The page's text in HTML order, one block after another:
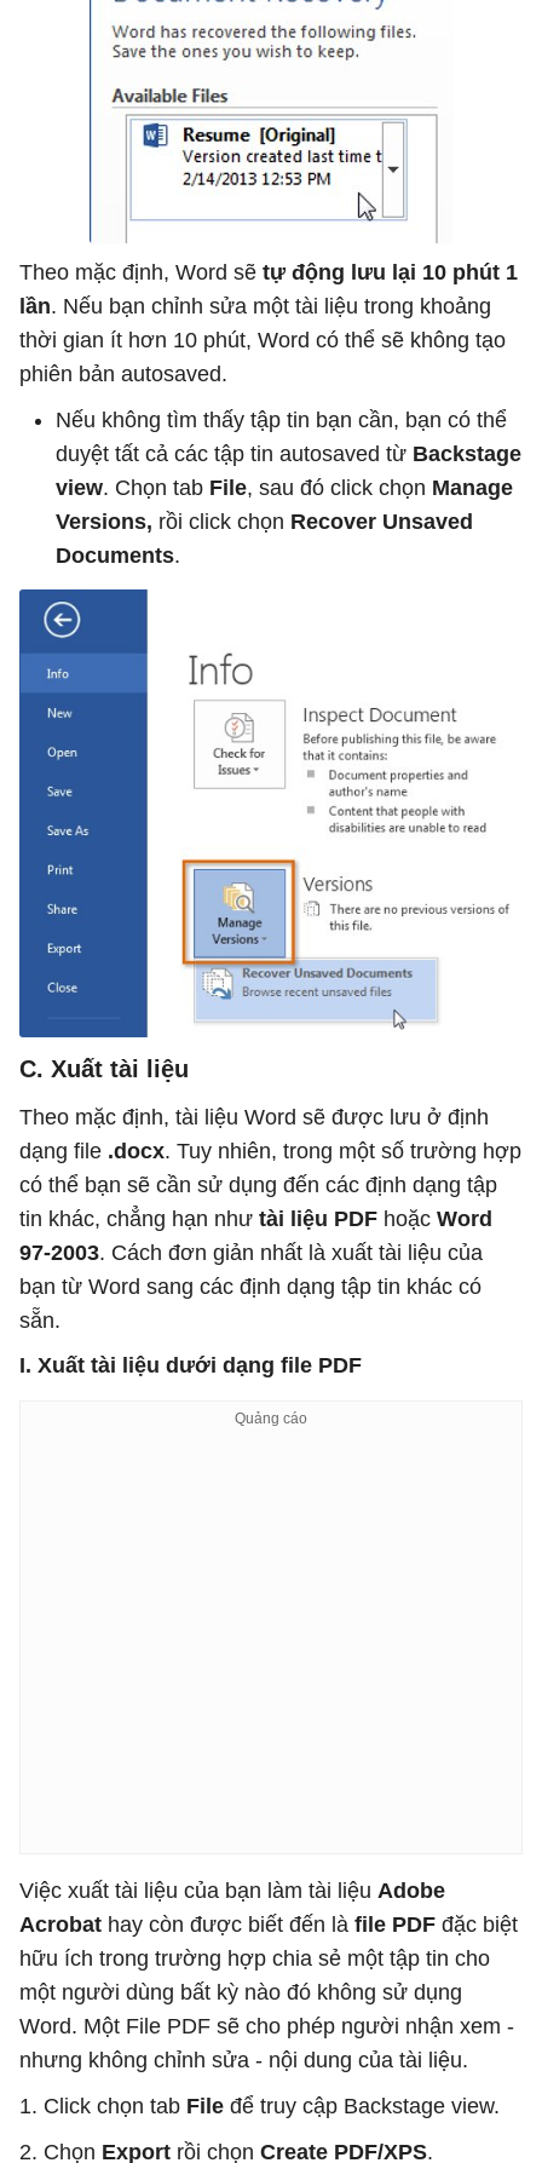
Theo mặc định, Word sẽ tự động lưu lại 10 phút 1
lần. Nếu bạn chỉnh sửa một tài liệu trong khoảng
thời gian ít hơn 10 phút, Word có thể sẽ không tạo
phiên bản autosaved.
Nếu không tìm thấy tập tin bạn cần, bạn có thể
duyệt tất cả các tập tin autosaved từ Backstage
view. Chọn tab File, sau đó click chọn Manage
Versions, rồi click chọn Recover Unsaved
Documents.
C. Xuất tài liệu
Theo mặc định, tài liệu Word sẽ được lưu ở định
dạng file .docx. Tuy nhiên, trong một số trường hợp
có thể bạn sẽ cần sử dụng đến các định dạng tập
tin khác, chẳng hạn như tài liệu PDF hoặc Word
97-2003. Cách đơn giản nhất là xuất tài liệu của
bạn từ Word sang các định dạng tập tin khác có
sẵn.
I. Xuất tài liệu dưới dạng file PDF
Việc xuất tài liệu của bạn làm tài liệu Adobe
Acrobat hay còn được biết đến là file PDF đặc biệt
hữu ích trong trường hợp chia sẻ một tập tin cho
một người dùng bất kỳ nào đó không sử dụng
Word. Một File PDF sẽ cho phép người nhận xem -
nhưng không chỉnh sửa - nội dung của tài liệu.
1. Click chọn tab File để truy cập Backstage view.
2. Chọn Export rồi chọn Create PDF/XPS.